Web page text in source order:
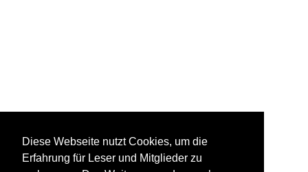
Diese Webseite nutzt Cookies, um die
Erfahrung für Leser und Mitglieder zu